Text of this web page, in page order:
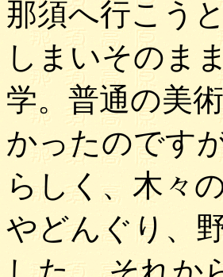
那須へ行こう
しまいそのま
学。普通の美
かったのです
らしく、木々
やどんぐり、